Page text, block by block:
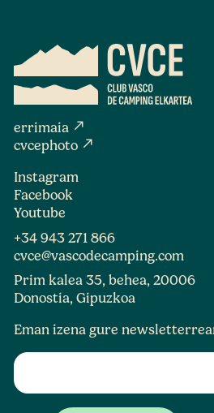
errimaia north_east
cvcephoto north_east
Instagram
Facebook
Youtube
+34 943 271 866
cvce@vascodecamping.com
Prim kalea 35, behea, 20006
Donostia, Gipuzkoa
Eman izena gure